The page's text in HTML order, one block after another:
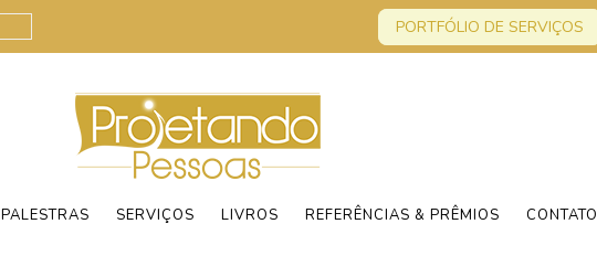
PORTFÓLIO DE SERVIÇOS
PALESTRAS SERVIÇOS LIVROS REFERÊNCIAS & PRÊMIOS CONTATO